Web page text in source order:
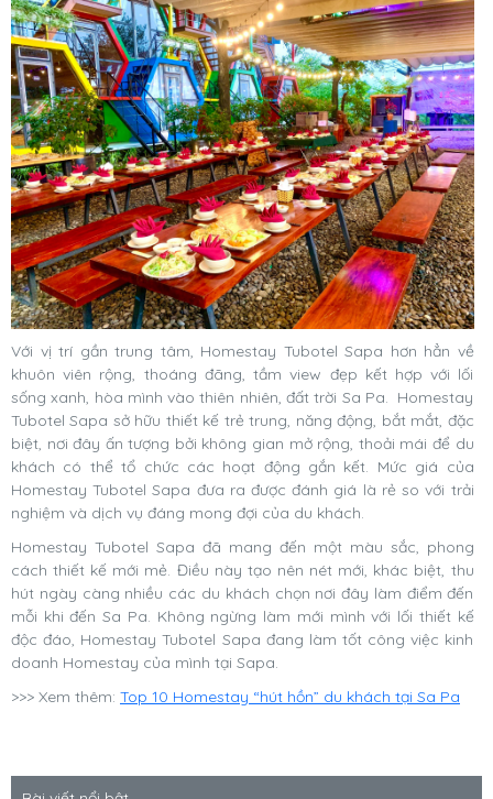
Với vị trí gần trung tâm, Homestay Tubotel Sapa hơn hẳn về
khuôn viên rộng, thoáng đãng, tầm view đẹp kết hợp với lối
sống xanh, hòa mình vào thiên nhiên, đất trời Sa Pa. Homestay
Tubotel Sapa sở hữu thiết kế trẻ trung, năng động, bắt mắt, đặc
biệt, nơi đây ấn tượng bởi không gian mở rộng, thoải mái để du
khách có thể tổ chức các hoạt động gắn kết. Mức giá của
Homestay Tubotel Sapa đưa ra được đánh giá là rẻ so với trải
nghiệm và dịch vụ đáng mong đợi của du khách.
Homestay Tubotel Sapa đã mang đến một màu sắc, phong
cách thiết kế mới mẻ. Điều này tạo nên nét mới, khác biệt, thu
hút ngày càng nhiều các du khách chọn nơi đây làm điểm đến
mỗi khi đến Sa Pa. Không ngừng làm mới mình với lối thiết kế
độc đáo, Homestay Tubotel Sapa đang làm tốt công việc kinh
doanh Homestay của mình tại Sapa.
>>> Xem thêm: Top 10 Homestay “hút hồn” du khách tại Sa Pa